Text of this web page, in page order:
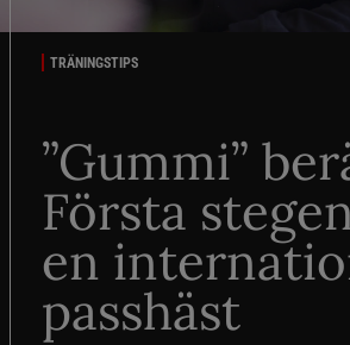
TRÄNINGSTIPS
”Gummi”
Första
en
passhäst